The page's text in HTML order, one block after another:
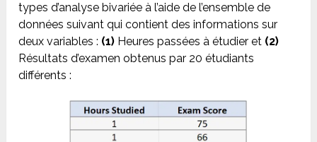
types d’analyse bivariée à l’aide de l’ensemble de
données suivant qui contient des informations sur
deux variables : (1) Heures passées à étudier et (2)
Résultats d’examen obtenus par 20 étudiants
différents :